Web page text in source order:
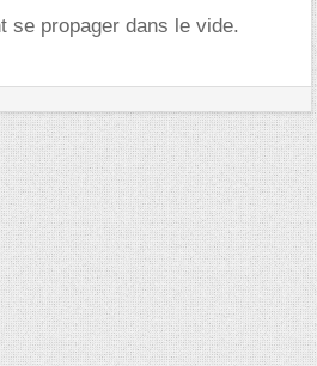
se propager dans le vide.